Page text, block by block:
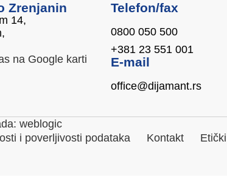
Zrenjanin
14,
na Google karti
Telefon/fax
0800 050 500
+381 23 551 001
E-mail
office@dijamant.rs
weblogic
i poverljivosti podataka Kontakt